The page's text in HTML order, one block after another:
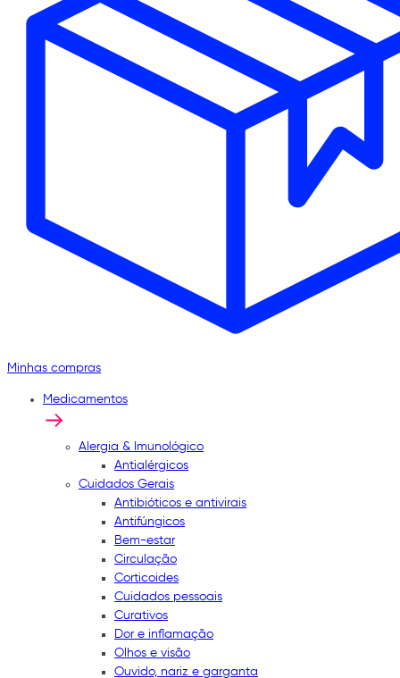
Minhas compras
Medicamentos
Alergia & Imunológico
Antialérgicos
Cuidados Gerais
Antibióticos e antivirais
Antifúngicos
Bem-estar
Circulação
Corticoides
Cuidados pessoais
Curativos
Dor e inflamação
Olhos e visão
Ouvido, nariz e garganta